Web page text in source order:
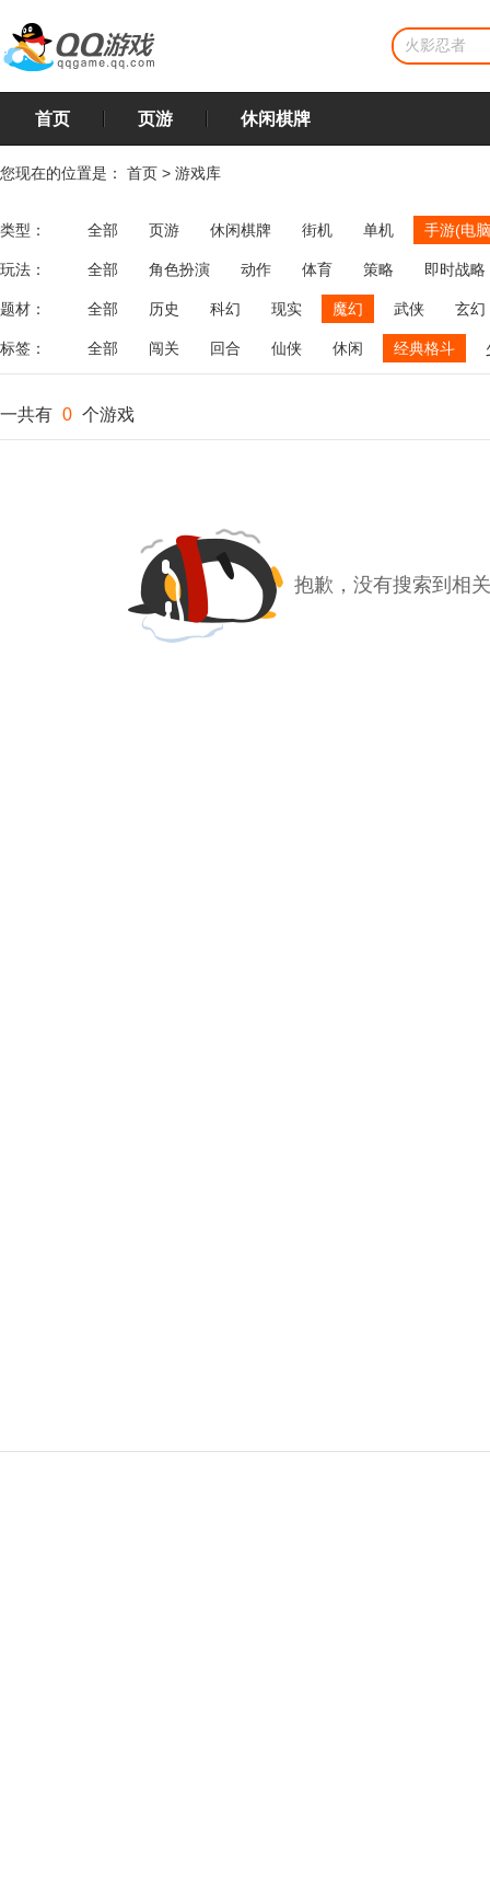
首页 页游 休闲棋牌
您现在的位置是： 首页 > 游戏库
类型： 全部 页游 休闲棋牌 街机 单机 手游(电
玩法： 全部 角色扮演 动作 体育 策略
即时战略
飞行
恋爱 第三人称射击 棋类 牌类 麻将
题材： 全部 历史 科幻 现实 魔幻 武侠 玄幻
标签： 全部 闯关 回合 仙侠 休闲 经典格斗
一共有 0 个游戏
抱歉，没有搜索到相